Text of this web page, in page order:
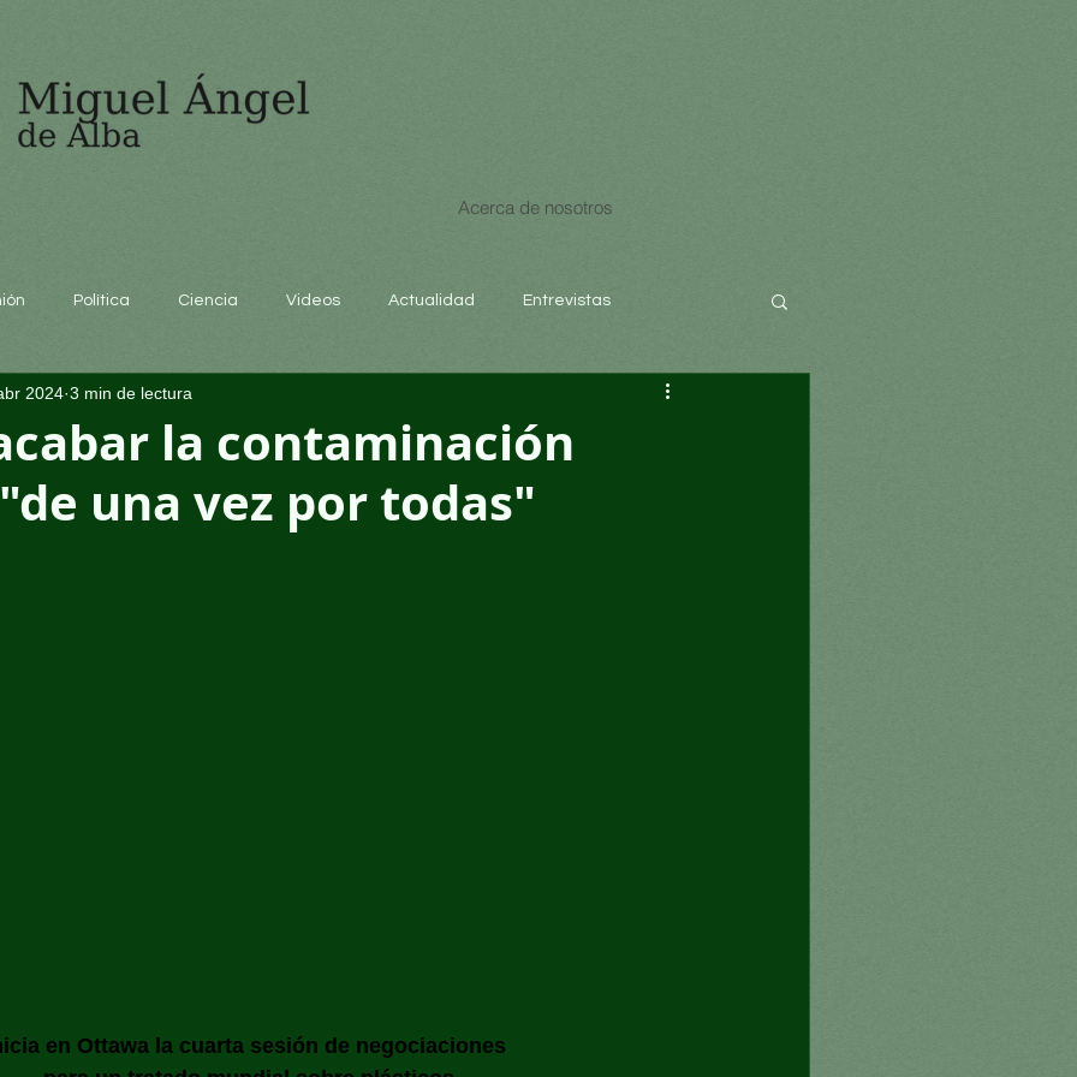
Acerca de nosotros
Política Ciencia Videos Actualidad Entrevistas
educación
la contaminación
una vez por todas"
2024 3 min de lectura
en Ottawa la cuarta sesión de negociaciones